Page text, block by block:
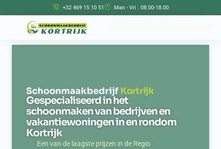
+32 469 15 10 51 Man - Vri : 08.00-18.00
Schoonmaakbedrijf Kortrijk
Gespecialiseerd in het
schoonmaken van bedrijven en
vakantiewoningen in en rondom
Kortrijk
Een van de laagste prijzen in de Regio